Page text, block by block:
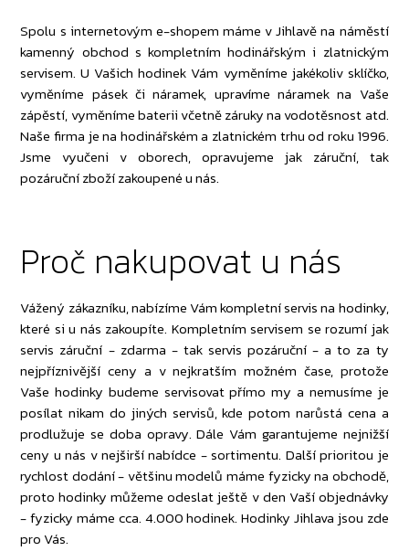
Spolu s internetovým e-shopem máme v Jihlavě na náměstí
kamenný obchod s kompletním hodinářským i zlatnickým
servisem. U Vašich hodinek Vám vyměníme jakékoliv sklíčko,
vyměníme pásek či náramek, upravíme náramek na Vaše
zápěstí, vyměníme baterii včetně záruky na vodotěsnost atd.
Naše firma je na hodinářském a zlatnickém trhu od roku 1996.
Jsme vyučeni v oborech, opravujeme jak záruční, tak
pozáruční zboží zakoupené u nás.
Proč nakupovat u nás
Vážený zákazníku, nabízíme Vám kompletní servis na hodinky,
které si u nás zakoupíte. Kompletním servisem se rozumí jak
servis záruční - zdarma - tak servis pozáruční - a to za ty
nejpříznivější ceny a v nejkratším možném čase, protože
Vaše hodinky budeme servisovat přímo my a nemusíme je
posílat nikam do jiných servisů, kde potom narůstá cena a
prodlužuje se doba opravy. Dále Vám garantujeme nejnižší
ceny u nás v nejširší nabídce - sortimentu. Další prioritou je
rychlost dodání - většinu modelů máme fyzicky na obchodě,
proto hodinky můžeme odeslat ještě v den Vaší objednávky
- fyzicky máme cca. 4.000 hodinek. Hodinky Jihlava jsou zde
pro Vás.